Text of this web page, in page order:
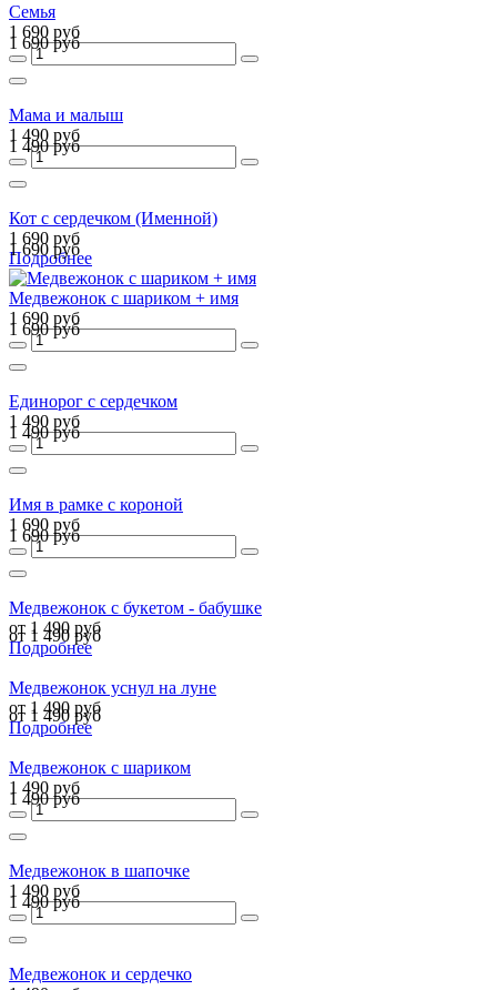
Семья
1 690 руб
1 690 руб
Мама и малыш
1 490 руб
1 490 руб
Кот с сердечком (Именной)
1 690 руб
1 690 руб
Подробнее
Медвежонок с шариком + имя
1 690 руб
1 690 руб
Единорог с сердечком
1 490 руб
1 490 руб
Имя в рамке с короной
1 690 руб
1 690 руб
Медвежонок с букетом - бабушке
от 1 490 руб
от 1 490 руб
Подробнее
Медвежонок уснул на луне
от 1 490 руб
от 1 490 руб
Подробнее
Медвежонок с шариком
1 490 руб
1 490 руб
Медвежонок в шапочке
1 490 руб
1 490 руб
Медвежонок и сердечко